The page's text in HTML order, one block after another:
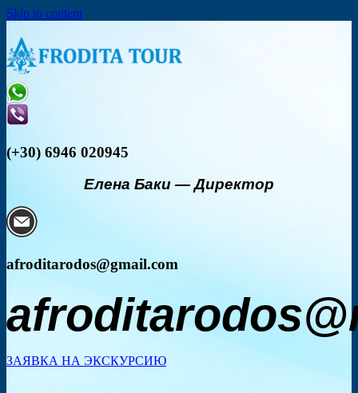
Skip to content
(+30) 6946 020945
Елена Баки —Директор
afroditarodos@gmail.com
ЗАЯВКА НА ЭКСКУРСИЮ